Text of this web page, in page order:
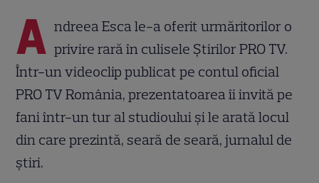
A ndreea Esca le-a oferit urmăritorilor o
privire rară în culisele Știrilor PRO TV.
Într-un videoclip publicat pe contul oficial
PRO TV România, prezentatoarea îi invită pe
fani într-un tur al studioului și le arată locul
din care prezintă, seară de seară, jurnalul de
știri.